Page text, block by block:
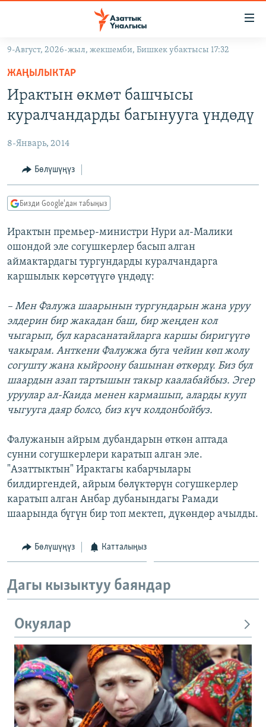
Навигацияга
өтүңүз
Издөөгө
салыңызКЫРГЫЗСТАН
ЭКОНОМИКА
МАДАНИЯТ
ДҮЙНӨ
БОРБОР АЗИЯ
УКРАИНА
АТАЙЫН ИЛИКТӨӨ
ТВ ПРОГРАММАЛАР
ЭКСПЕРТТЕР ТАЛДАЙТ
БИЗ ЖАНА ДҮЙНӨ
ЭЖЕ-СИҢДИЛЕР
ЫҢГАЙСЫЗ СУРООЛОР
ӨЗГӨЧӨ ПИКИР
Русский
ОНЛАЙН ШЕРИНЕ
ЭЕ/АРнун бардык сайттары
9-Август, 2026-жыл, жекшемби, Бишкек убактысы 17:32
ЖАҢЫЛЫКТАР
Ирактын өкмөт башчысы
куралчандарды багынууга үндөдү
8-Январь, 2014
Бөлүшүңүз
Бизди Google'дан табыңыз
Ирактын премьер-министри Нури ал-Малики
ошондой эле согушкерлер басып алган
аймактардагы тургундарды куралчандарга
каршылык көрсөтүүгө үндөдү:
– Мен Фалужа шаарынын тургундарын жана уруу
элдерин бир жакадан баш, бир жеңден кол
чыгарып, бул карасанатайларга каршы биригүүгө
чакырам. Анткени Фалужжа буга чейин көп жолу
согушту жана кыйроону башынан өткөрдү. Биз бул
шаардын азап тартышын такыр каалабайбыз. Эгер
уруулар ал-Каида менен кармашып, аларды кууп
чыгууга даяр болсо, биз күч колдонбойбуз.
Фалужанын айрым дубандарын өткөн аптада
сунни согушкерлери каратып алган эле.
"Азаттыктын" Ирактагы кабарчылары
билдиргендей, айрым бөлүктөрүн согушкерлер
каратып алган Анбар дубанындагы Рамади
шаарында бүгүн бир топ мектеп, дүкөндөр ачылды.
Бөлүшүңүз Катталыңыз
Дагы кызыктуу баяндар
Окуялар